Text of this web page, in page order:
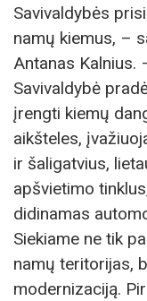
Savivaldybės
namų kiemus, –
Antanas Kalnius.
Savivaldybė
įrengti kiemų
aikšteles,
ir šaligatvius,
apšvietimo
didinamas
Siekiame ne tik
namų teritorijas,
modernizaciją.